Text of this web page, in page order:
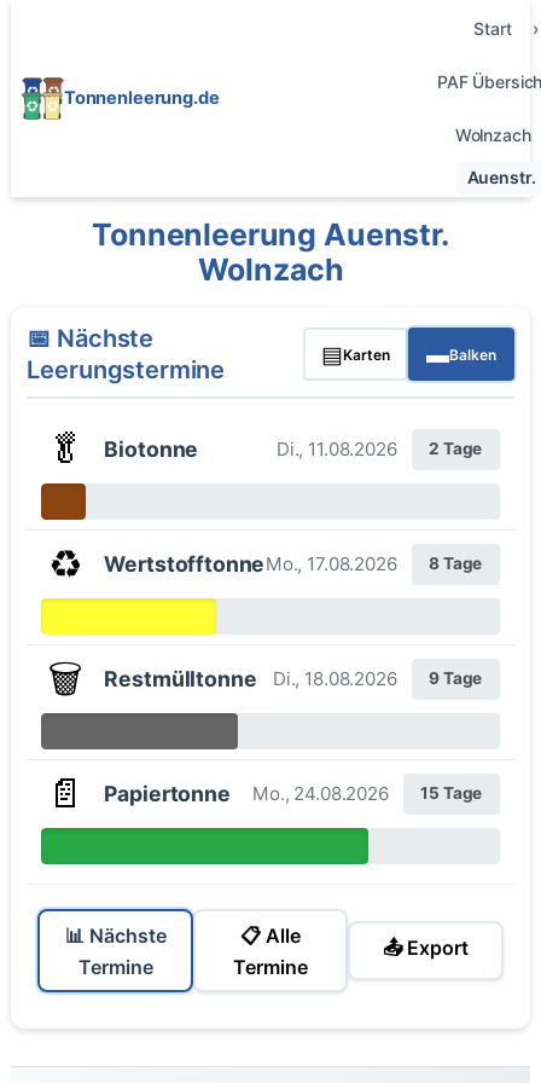
Tonnenleerung.de
Start
PAF
Wolnzach
Auenstr.
Tonnenleerung Auenstr.
Wolnzach
📅 Nächste
Leerungstermine
▤Karten ▬Balken
🥬 Biotonne Di., 11.08.2026 2 Tage
♻️ WertstofftonneMo., 17.08.2026 8 Tage
🗑️ Restmülltonne Di., 18.08.2026 9 Tage
📄 Papiertonne Mo., 24.08.2026 15 Tage
📊 Nächste
Termine
📋 Alle
Termine
📤 Export